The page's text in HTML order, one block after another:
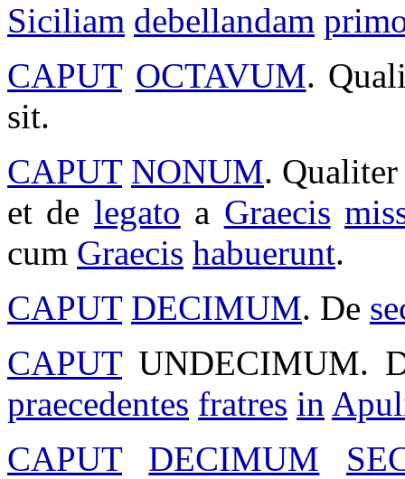
Siciliam debellandam
CAPUT OCTAVUM.
sit.
CAPUT NONUM.
et de legato a Graecis
cum Graecis habuerunt.
CAPUT DECIMUM. De
CAPUT UNDECIMUM.
praecedentes fratres in
CAPUT
DECIMUM